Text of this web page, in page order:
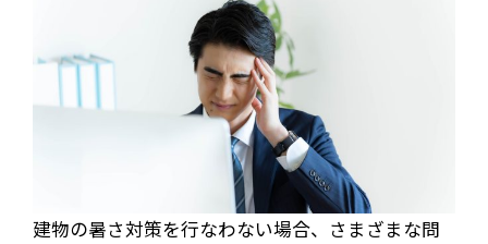
建物の暑さ対策を行なわない場合、さまざまな問